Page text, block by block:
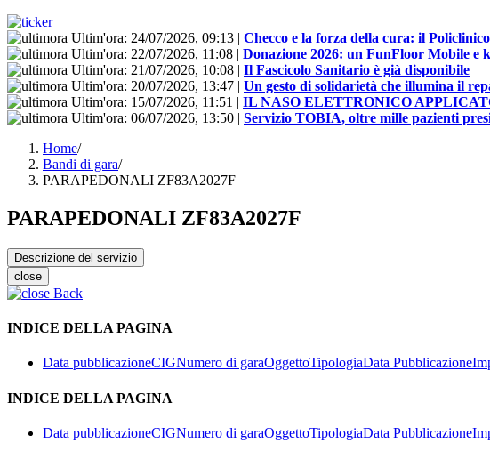
Ultim'ora: 24/07/2026, 09:13 | Checco e la forza della cura: il
Ultim'ora: 22/07/2026, 11:08 | Donazione 2026: un FunFloor Mobile
Ultim'ora: 21/07/2026, 10:08 | Il Fascicolo Sanitario è già disponibile
Ultim'ora: 20/07/2026, 13:47 | Un gesto di solidarietà che illumina il
Ultim'ora: 15/07/2026, 11:51 | IL NASO ELETTRONICO
Ultim'ora: 06/07/2026, 13:50 | Servizio TOBIA, oltre mille pazienti
Home/
Bandi di gara/
PARAPEDONALI ZF83A2027F
PARAPEDONALI ZF83A2027F
Descrizione del servizio
close
Back
INDICE DELLA PAGINA
Data pubblicazioneCIGNumero di garaOggettoTipologiaData Pubblicazione
INDICE DELLA PAGINA
Data pubblicazioneCIGNumero di garaOggettoTipologiaData Pubblicazione